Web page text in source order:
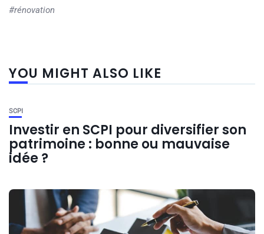
#rénovation
YOU MIGHT ALSO LIKE
SCPI
Investir en SCPI pour diversifier son
patrimoine : bonne ou mauvaise
idée ?